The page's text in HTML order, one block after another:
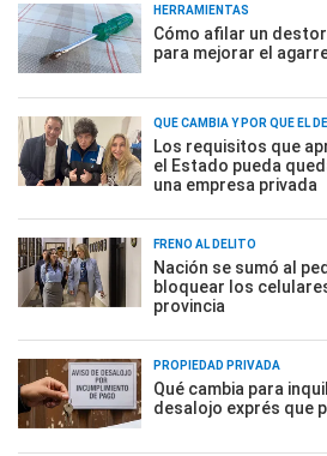
HERRAMIENTAS
Cómo afilar un
para mejorar el
QUÉ CAMBIA Y POR QUÉ EL
Los requisitos que
el Estado pueda
una empresa privada
FRENO AL DELITO
Nación se sumó al
bloquear los
provincia
PROPIEDAD PRIVADA
Qué cambia para
desalojo exprés que